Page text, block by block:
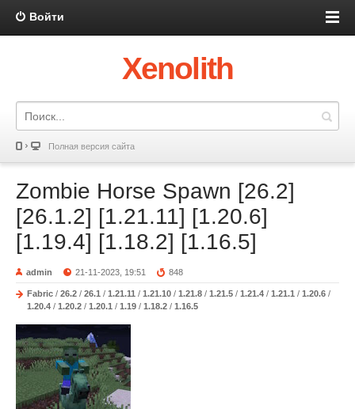
Войти
Xenolith
Полная версия сайта
Zombie Horse Spawn [26.2]
[26.1.2] [1.21.11] [1.20.6]
[1.19.4] [1.18.2] [1.16.5]
admin 21-11-2023, 19:51 848
Fabric / 26.2 / 26.1 / 1.21.11 / 1.21.10 / 1.21.8 / 1.21.5 / 1.21.4 / 1.21.1 / 1.20.6 /
1.20.4 / 1.20.2 / 1.20.1 / 1.19 / 1.18.2 / 1.16.5